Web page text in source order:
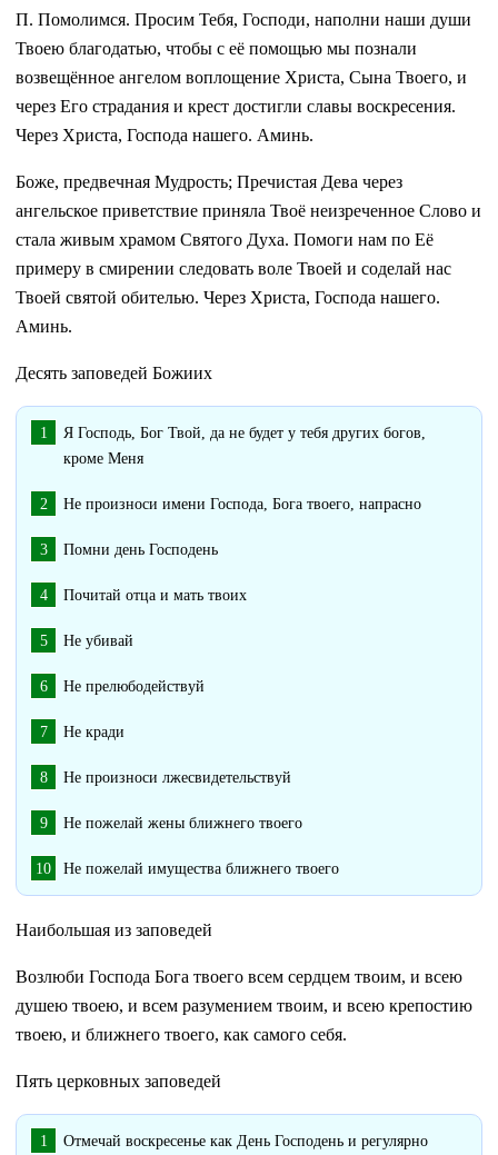
П. Помолимся. Просим Тебя, Господи, наполни наши души
Твоею благодатью, чтобы с её помощью мы познали
возвещённое ангелом воплощение Христа, Сына Твоего, и
через Его страдания и крест достигли славы воскресения.
Через Христа, Господа нашего. Аминь.
Боже, предвечная Мудрость; Пречистая Дева через
ангельское приветствие приняла Твоё неизреченное Слово и
стала живым храмом Святого Духа. Помоги нам по Её
примеру в смирении следовать воле Твоей и соделай нас
Твоей святой обителью. Через Христа, Господа нашего.
Аминь.
Десять заповедей Божиих
Я Господь, Бог Твой, да не будет у тебя других богов,
кроме Меня
Не произноси имени Господа, Бога твоего, напрасно
Помни день Господень
Почитай отца и мать твоих
Не убивай
Не прелюбодействуй
Не кради
Не произноси лжесвидетельствуй
Не пожелай жены ближнего твоего
Не пожелай имущества ближнего твоего
Наибольшая из заповедей
Возлюби Господа Бога твоего всем сердцем твоим, и всею
душею твоею, и всем разумением твоим, и всею крепостию
твоею, и ближнего твоего, как самого себя.
Пять церковных заповедей
Отмечай воскресенье как День Господень и регулярно